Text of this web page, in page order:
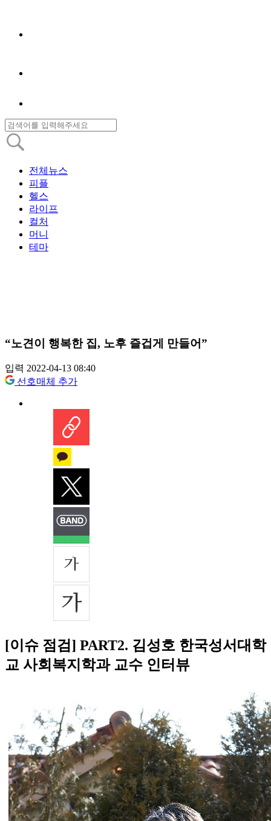
전체뉴스
피플
헬스
라이프
컬처
머니
테마
“노견이 행복한 집, 노후 즐겁게 만들어”
입력 2022-04-13 08:40
선호매체 추가
[이슈 점검] PART2. 김성호 한국성서대학
교 사회복지학과 교수 인터뷰